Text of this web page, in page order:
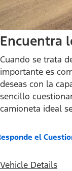
Encuentra
Cuando se trata
importante es
deseas con la
sencillo
camioneta ideal
el
Vehicle Details